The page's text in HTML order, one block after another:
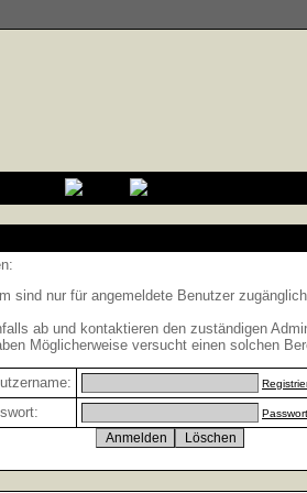
sind nur für angemeldete Benutzer
ab und kontaktieren den zuständigen
Möglicherweise versucht einen solchen